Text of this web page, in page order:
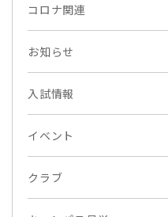
コロナ関連
お知らせ
入試情報
イベント
クラブ